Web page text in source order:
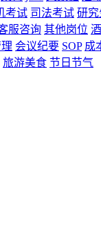
考试 司法考试 研
服咨询 其他岗位
会议纪要 SOP 成
旅游美食 节日节气